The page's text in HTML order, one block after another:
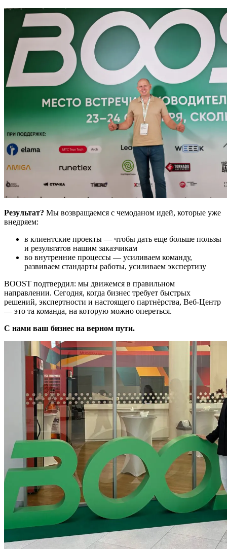
Результат? Мы возвращаемся с чемоданом идей, которые уже
внедряем:
в клиентские проекты — чтобы дать еще больше пользы
и результатов нашим заказчикам
во внутренние процессы — усиливаем команду,
развиваем стандарты работы, усиливаем экспертизу
BOOST подтвердил: мы движемся в правильном
направлении. Сегодня, когда бизнес требует быстрых
решений, экспертности и настоящего партнёрства, Веб-Центр
— это та команда, на которую можно опереться.
С нами ваш бизнес на верном пути.